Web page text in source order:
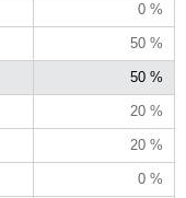
0 %
50 %
50 %
20 %
20 %
0 %